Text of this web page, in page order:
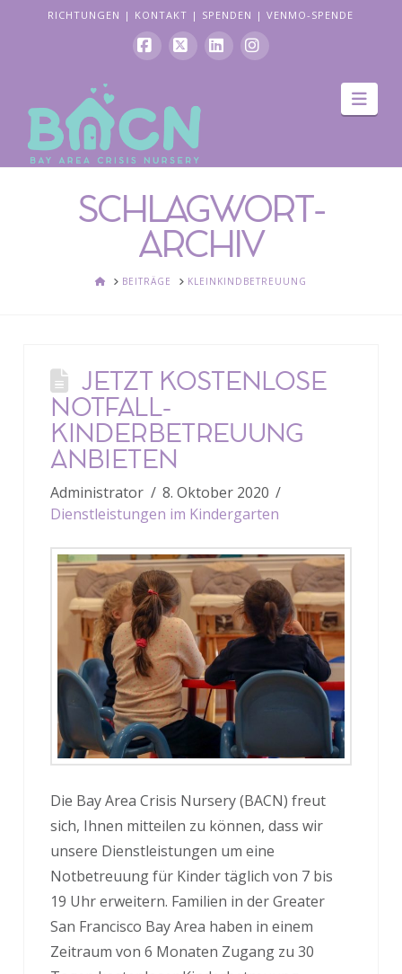
RICHTUNGEN | KONTAKT | SPENDEN |VENMO-SPENDE
SCHLAGWORT-
ARCHIV
HEIMBEITRÄGE KLEINKINDBETREUUNG
JETZT KOSTENLOSE
NOTFALL-
KINDERBETREUUNG
ANBIETEN
Administrator
8. Oktober 2020
Dienstleistungen im Kindergarten
Die Bay Area Crisis Nursery (BACN) freut
sich, Ihnen mitteilen zu können, dass wir
unsere Dienstleistungen um eine
Notbetreuung für Kinder täglich von 7 bis
19 Uhr erweitern. Familien in der Greater
San Francisco Bay Area haben in einem
Zeitraum von 6 Monaten Zugang zu 30